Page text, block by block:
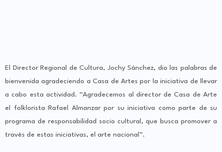
El Director Regional de Cultura, Jochy Sánchez, dio las palabras de
bienvenida agradeciendo a Casa de Artes por la iniciativa de llevar
a cabo esta actividad. “Agradecemos al director de Casa de Arte
el folklorista Rafael Almanzar por su iniciativa como parte de su
programa de responsabilidad socio cultural, que busca promover a
través de estas iniciativas, el arte nacional”.